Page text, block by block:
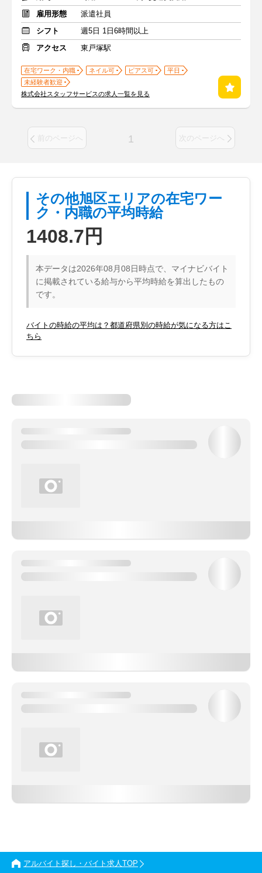
雇用形態
派遣社員
シフト
週5日 1日6時間以上
アクセス
東戸塚駅
在宅ワーク・内職 ネイル可 ピアス可
平日
未経験者歓迎
株式会社スタッフサービスの求人一覧を見る
前のページへ 1 次のページへ
その他旭区エリアの在宅ワー
ク・内職の平均時給
1408.7円
本データは2026年08月08日時点で、マイナビバイト
に掲載されている給与から平均時給を算出したもの
です。
バイトの時給の平均は？都道府県別の時給が気になる方はこ
ちら
アルバイト探し・バイト求人TOP